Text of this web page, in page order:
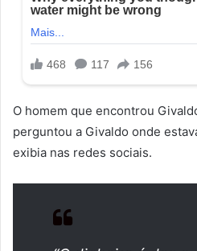
O homem que encontrou
perguntou a Givaldo onde
exibia nas redes sociais.